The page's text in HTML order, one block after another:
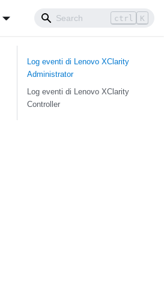
ctrl K
Log eventi di Lenovo XClarity
Administrator
Log eventi di Lenovo XClarity
Controller